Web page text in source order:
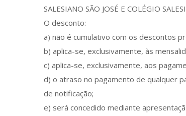
SALESIANO SÃO JOSÉ E COLÉGIO
O desconto:
a) não é cumulativo com os descontos
b) aplica-se, exclusivamente, às
c) aplica-se, exclusivamente, aos
d) o atraso no pagamento de qualquer
de notificação;
e) será concedido mediante